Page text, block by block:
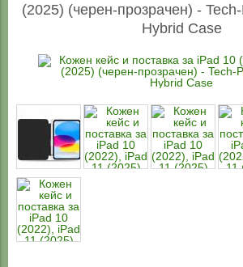
(2025) (черен-прозрачен) -
Hybrid Case